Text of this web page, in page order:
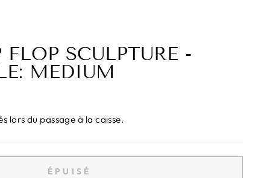
SCULPTURE -
MEDIUM
lors du passage à la caisse.
ÉPUISÉ